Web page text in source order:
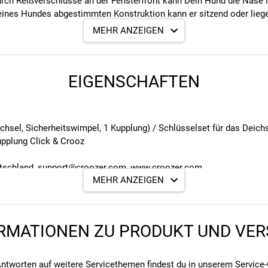
Hundes abgestimmten Konstruktion kann er sitzend oder
Hunden bequem einzusteigen. Zum platzsparenden
ist bereits im Lieferumfang enthalten und macht Dein Gespann
und tiefen Schwerpunkt
x H)
MEHR ANZEIGEN
EIGENSCHAFTEN
Sicherheitswimpel, 1 Kupplung) / Schlüsselset für das
Click & Crooz
support@croozer.com, www.croozer.com
MEHR ANZEIGEN
ZU PRODUKT UND
auf weitere Servicethemen findest du in unserem